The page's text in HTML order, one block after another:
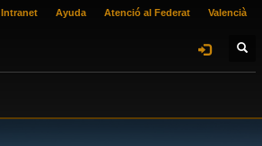
Intranet Ayuda Atenció al Federat Valencià